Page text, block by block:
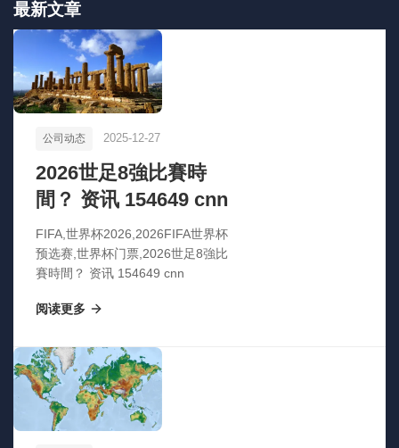
最新文章
公司动态 2025-12-27
2026世足8強比賽時
間？ 资讯 154649 cnn
FIFA,世界杯2026,2026FIFA世界杯
预选赛,世界杯门票,2026世足8強比
賽時間？ 资讯 154649 cnn
阅读更多